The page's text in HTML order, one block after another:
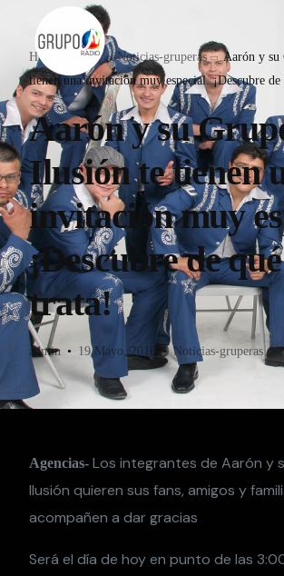
Home Blog Noticias-gruperas
Aarón y su
tienen una invitación muy especial. ¡Descubre de
Aarón y su
Ilusión te tienen
invitación muy
¡Descubre de
trata!
admin 19 Mayo, 2016 Noticias-gruperas
Agencias-Los integrantes de Aarón y
Ilusión quieren sus fans, amigos y
acompañen a dar gracias
Será el día de hoy en punto de las